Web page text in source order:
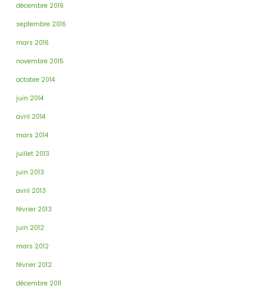
décembre 2016
septembre 2016
mars 2016
novembre 2015
octobre 2014
juin 2014
avril 2014
mars 2014
juillet 2013
juin 2013
avril 2013
février 2013
juin 2012
mars 2012
février 2012
décembre 2011